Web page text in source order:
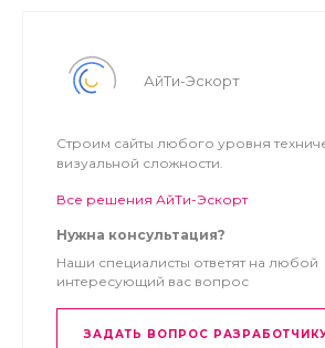
АйТи-Эскорт
Строим сайты любого уровня
визуальной сложности.
Все решения АйТи-Эскорт
Нужна консультация?
Наши специалисты ответят на любой
интересующий вас вопрос
ЗАДАТЬ ВОПРОС